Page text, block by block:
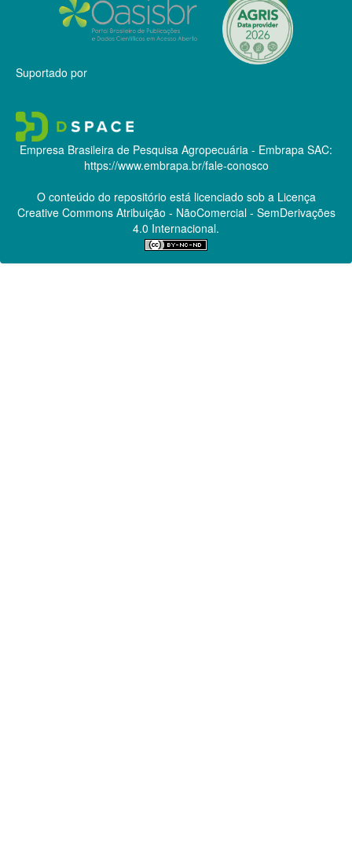
Suportado por
Empresa Brasileira de Pesquisa Agropecuária - Embrapa SAC:
https://www.embrapa.br/fale-conosco
O conteúdo do repositório está licenciado sob a Licença
Creative CommonsAtribuição - NãoComercial - SemDerivações
4.0 Internacional.